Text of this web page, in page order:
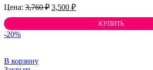
3,760₽ Первоначальная
3,500 ₽Текущая
3,500 ₽.КУПИТЬ
-20%
В корзину